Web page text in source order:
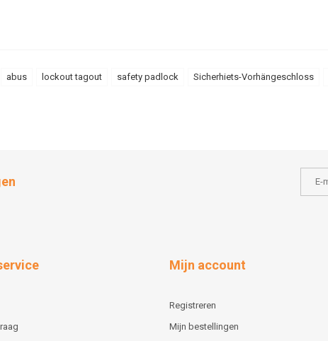
abus lockout tagout safety padlock Sicherhiets-Vorhängeschloss
Mijn account
Registreren
Mijn bestellingen